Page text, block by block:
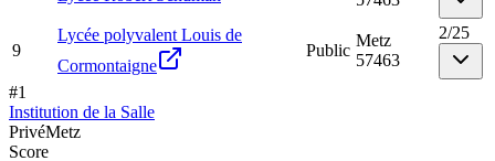
9
Lycée polyvalent Louis de
Cormontaigne
Public
Metz
57463
2/25
#1
Institution de la Salle
PrivéMetz
Score